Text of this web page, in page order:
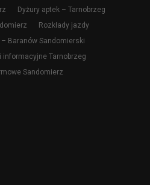
Dyżury aptek – Tarnobrzeg
Rozkłady jazdy
Baranów Sandomierski
informacyjne Tarnobrzeg
Sandomierz